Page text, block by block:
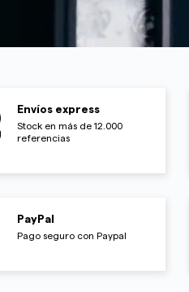
Envíos express
Stock en más de 12.000
referencias
PayPal
Pago seguro con Paypal